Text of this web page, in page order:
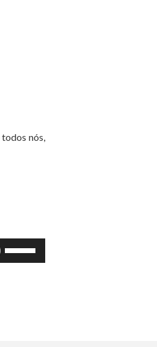
nós,
Use
as